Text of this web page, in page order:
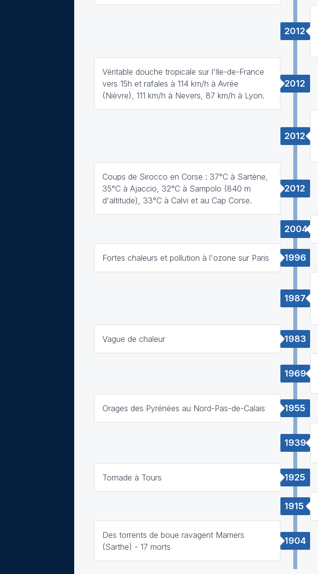
2012
2012
Véritable douche tropicale sur l'Ile-de-France
vers 15h et rafales à 114 km/h à Avrée
(Nièvre), 111 km/h à Nevers, 87 km/h à Lyon.
2012
2012
Coups de Sirocco en Corse : 37°C à Sartène,
35°C à Ajaccio, 32°C à Sampolo (840 m
d'altitude), 33°C à Calvi et au Cap Corse.
2004
1996
Fortes chaleurs et pollution à l'ozone sur Paris
1987
1983
Vague de chaleur
1969
1955
Orages des Pyrénées au Nord-Pas-de-Calais
1939
1925
Tornade à Tours
1915
1904
Des torrents de boue ravagent Mamers
(Sarthe) - 17 morts